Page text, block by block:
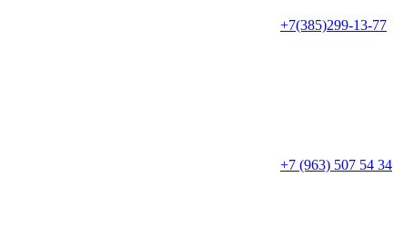
+7(385)299-13-77
+7 (963) 507 54 34